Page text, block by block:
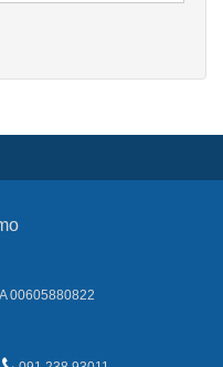
00605880822